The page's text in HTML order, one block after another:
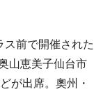
前で開催された
山恵美子仙台市
が出席。奧州・